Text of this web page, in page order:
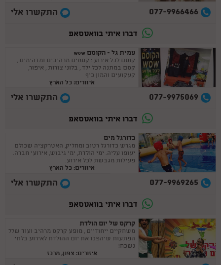
077-9966466 התקשרו אלי
דברו איתי בוואטסאפ
עמית גל - הקוסם wow
קוסם לכל אירוע : קסמים מרהיבים ומדהימים ,
קסם במתנה לכל ילד , בלוני צורות , איפור,
קעקועים והמון כיף
איזורים: כל הארץ
077-9975069 התקשרו אלי
דברו איתי בוואטסאפ
כדורגל מים
מגרש כדורגל רטוב ומחליק, האטרקציה שכולם
יעופו עליה. ימי הולדת, ימי גיבוש, אירועי חברה.
פעילות מגבשת לכל אירוע.
איזורים: כל הארץ
077-9969265 התקשרו אלי
דברו איתי בוואטסאפ
קרקס של יום הולדת
משחקיים ייחודיים , מופע קרקס מרהיב ועוד שלל
הפתעות שיהפכו את יום ההולדת לאירוע בלתי
נשכח!
איזורים: צפון, מרכז